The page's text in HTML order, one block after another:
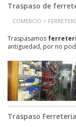
Traspaso de
COMERCIO >
Traspasamos
antiguedad, por no
Traspaso